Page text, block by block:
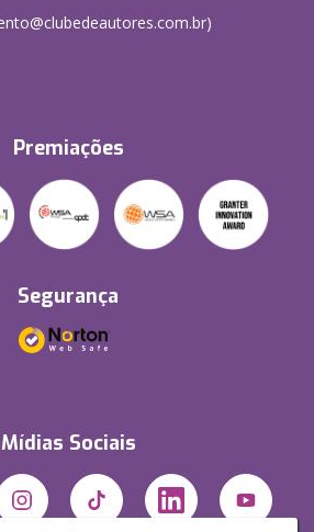
Premiações
Segurança
Mídias Sociais